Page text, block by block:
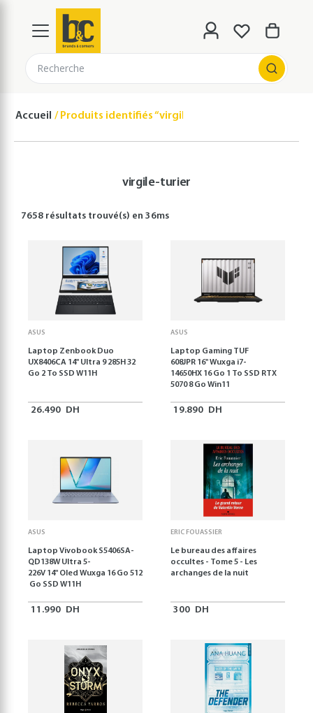
Recherche
Accueil Produits identifiés “virgile-turier”
virgile-turier
7658 résultats trouvé(s) en36ms
ASUS
Laptop Zenbook Duo
UX8406CA 14'' Ultra 9 285H 32
Go 2 To SSD W11H
26.490 DH
ASUS
Laptop Gaming TUF
608JPR 16'' Wuxga i7-
14650HX 16 Go 1 To SSD RTX
5070 8 Go Win11
19.890 DH
ASUS
Laptop Vivobook S5406SA-
QD138W Ultra 5-
226V 14" Oled Wuxga 16 Go 512
Go SSD W11H
11.990 DH
ERIC FOUASSIER
Le bureau des affaires
occultes - Tome 5 - Les
archanges de la nuit
300 DH